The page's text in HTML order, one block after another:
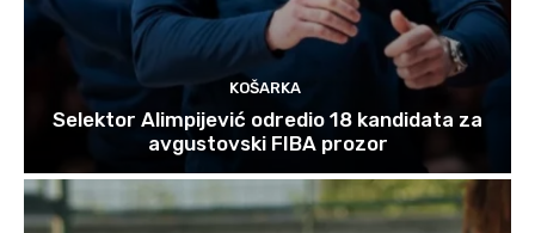
KOŠARKA
Selektor Alimpijević odredio 18 kandidata za
avgustovski FIBA prozor